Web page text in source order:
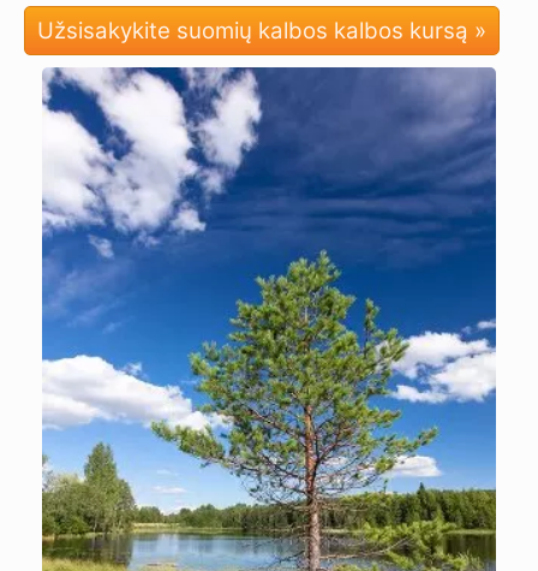
Užsisakykite suomių kalbos kalbos kursą »